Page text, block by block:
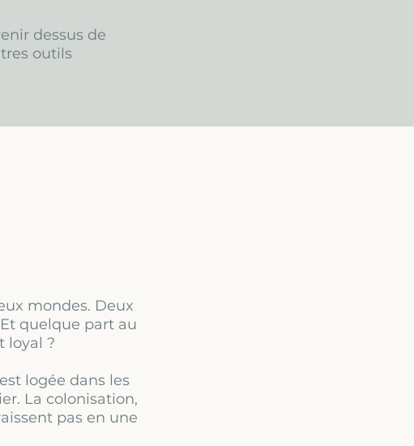
dessus de
outils
mondes. Deux
quelque part au
loyal ?
logée dans les
La colonisation,
pas en une